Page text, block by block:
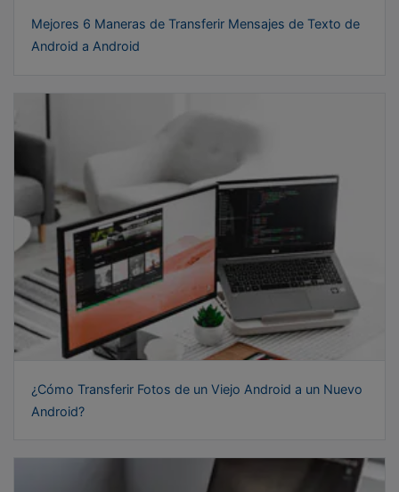
Mejores 6 Maneras de Transferir Mensajes de Texto de
Android a Android
¿Cómo Transferir Fotos de un Viejo Android a un Nuevo
Android?